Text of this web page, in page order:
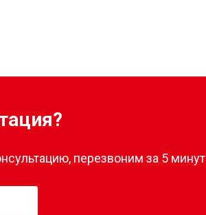
перезвоним за 5 минут